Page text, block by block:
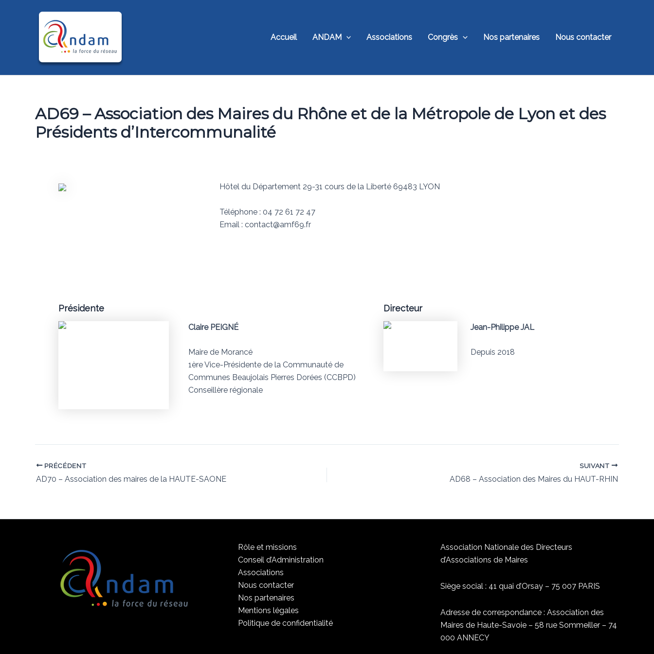
Accueil ANDAM Associations Congrès Nos partenaires Nous contacter
AD69 – Association des Maires du Rhône et de la Métropole de Lyon et des
Présidents d’Intercommunalité
Hôtel du Département 29-31 cours de la Liberté 69483 LYON
Téléphone : 04 72 61 72 47
Email : contact@amf69.fr
Présidente
Claire PEIGNÉ
Maire de Morancé
1ère Vice-Présidente de la Communauté de
Communes Beaujolais Pierres Dorées (CCBPD)
Conseillère régionale
Directeur
Jean-Philippe JAL
Depuis 2018
PRÉCÉDENT
AD70 – Association des maires de la HAUTE-SAONE
SUIVANT
AD68 – Association des Maires du HAUT-RHIN
Rôle et missions
Conseil d’Administration
Associations
Nous contacter
Nos partenaires
Mentions légales
Politique de confidentialité
Association Nationale des Directeurs
d’Associations de Maires
Siège social : 41 quai d’Orsay – 75 007 PARIS
Adresse de correspondance : Association des
Maires de Haute-Savoie – 58 rue Sommeiller – 74
000 ANNECY